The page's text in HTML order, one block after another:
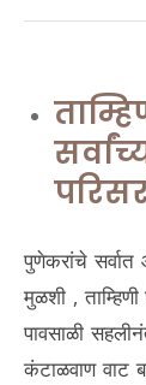
पुणेकरांचे
मुळशी ,
पावसाळी
कंटाळवाण वाट